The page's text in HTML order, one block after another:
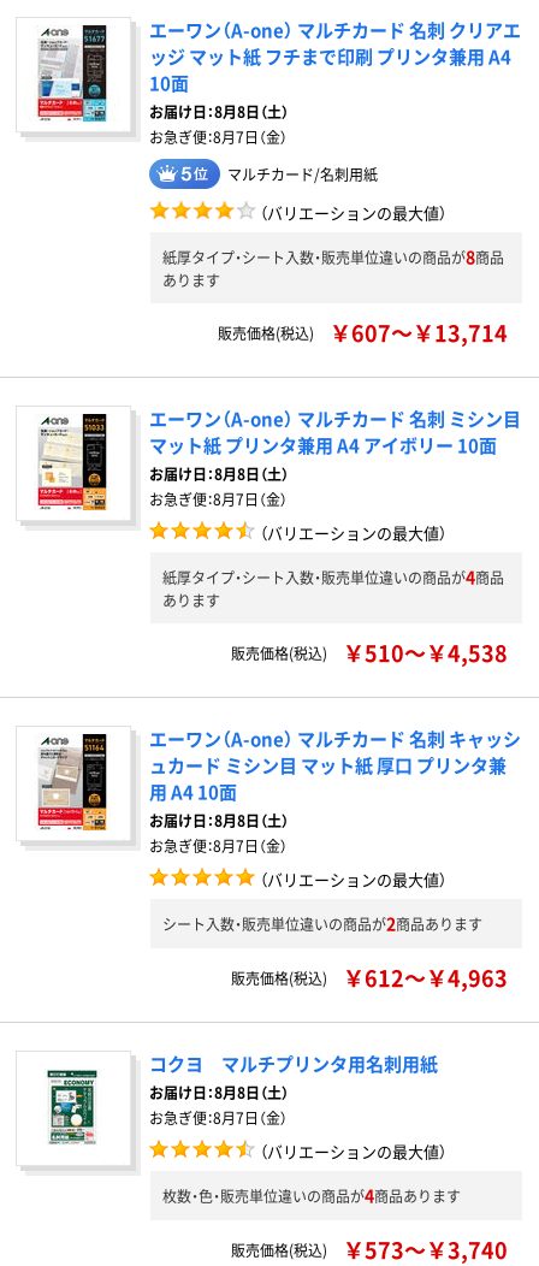
エーワン（A-one） マルチカード 名刺 クリアエ
ッジ マット紙 フチまで印刷 プリンタ兼用 A4
10面
お届け日：8月8日（土）
お急ぎ便：8月7日（金）
マルチカード/名刺用紙
（バリエーションの最大値）
紙厚タイプ・シート入数・販売単位違いの商品が8商品
あります
販売価格(税込) ￥607～￥13,714
エーワン（A-one） マルチカード 名刺 ミシン目
マット紙 プリンタ兼用 A4 アイボリー 10面
お届け日：8月8日（土）
お急ぎ便：8月7日（金）
（バリエーションの最大値）
紙厚タイプ・シート入数・販売単位違いの商品が4商品
あります
販売価格(税込) ￥510～￥4,538
エーワン（A-one） マルチカード 名刺 キャッシ
ュカード ミシン目 マット紙 厚口 プリンタ兼
用 A4 10面
お届け日：8月8日（土）
お急ぎ便：8月7日（金）
（バリエーションの最大値）
シート入数・販売単位違いの商品が2商品あります
販売価格(税込) ￥612～￥4,963
コクヨ マルチプリンタ用名刺用紙
お届け日：8月8日（土）
お急ぎ便：8月7日（金）
（バリエーションの最大値）
枚数・色・販売単位違いの商品が4商品あります
販売価格(税込) ￥573～￥3,740